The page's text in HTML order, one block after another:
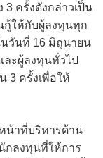
3 ครั้งดังกล่าวเป็น
กู้ให้กับผู้ลงทุนทุก
วันที่ 16 มิถุนายน
ะผู้ลงทุนทั่วไป
3 ครั้งเพื่อให้
น้าที่บริหารด้าน
กลงทุนที่ให้การ